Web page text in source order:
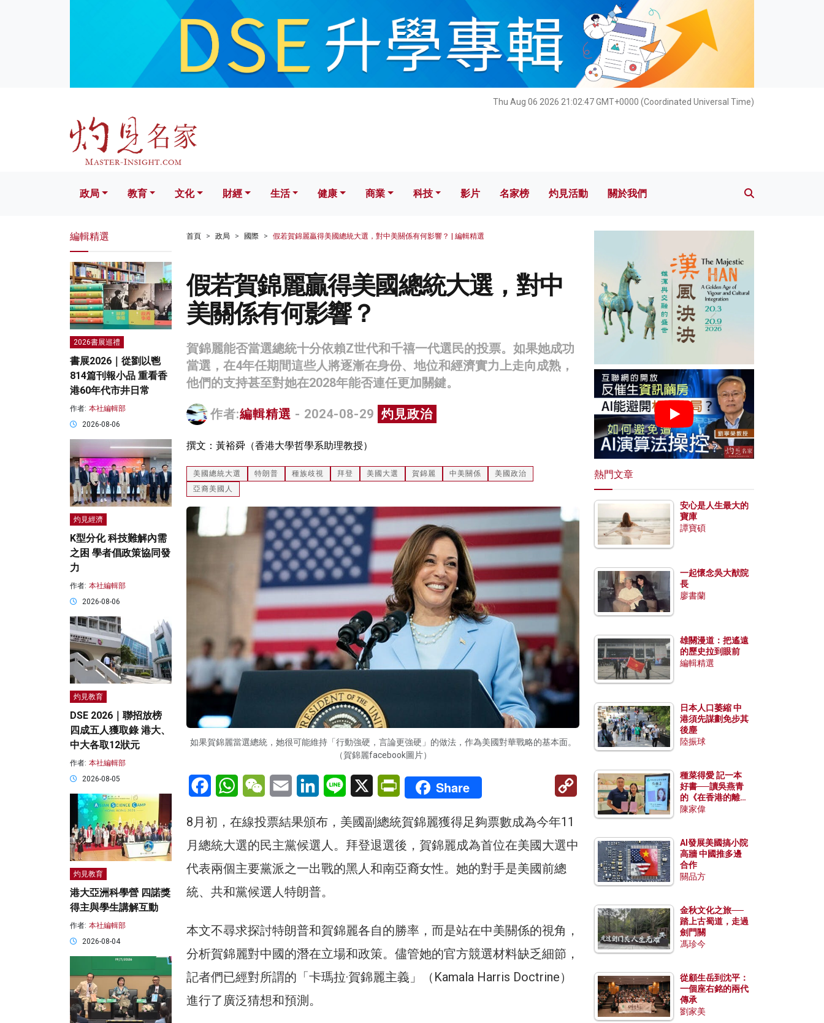
Thu Aug 06 2026 21:02:49 GMT+0000 (Coordinated Universal Time)
文化 財經 生活 健康 科技 影片 名家榜 灼見活動 關於我們
政局 教育 文化 財經 生活 健康 商業 科技 影片 名家榜 灼見活動 關於我們
首頁 政局 國際 假若賀錦麗贏得美國總統大選，對中美關係有何影響？ | 編輯精選
假若賀錦麗贏得美國總統大選，對中
美關係有何影響？
賀錦麗能否當選總統十分依賴Z世代和千禧一代選民的投票。如果她成功
當選，在4年任期間這些人將逐漸在身份、地位和經濟實力上走向成熟，
他們的支持甚至對她在2028年能否連任更加關鍵。
作者:編輯精選 - 2024-08-29 灼見政治
撰文：黃裕舜（香港大學哲學系助理教授）
美國總統大選 特朗普 種族歧視 拜登 美國大選 賀錦麗 中美關係
美國政治
亞裔美國人
如果賀錦麗當選總統，她很可能維持「行動強硬，言論更強硬」的做法，作為美國對華戰略的基本面。
（賀錦麗facebook圖片）
FacebookWhatsAppWeChatEmail LinkedInLine X PrintFriendly
Share
Copy
8月初，在線投票結果頒布，美國副總統賀錦麗獲得足夠票數成為今年11
月總統大選的民主黨候選人。拜登退選後，賀錦麗成為首位在美國大選中
代表兩個主要黨派之一出戰的黑人和南亞裔女性。她的對手是美國前總
統、共和黨候選人特朗普。
本文不尋求探討特朗普和賀錦麗各自的勝率，而是站在中美關係的視角，
分析賀錦麗對中國的潛在立場和政策。儘管她的官方競選材料缺乏細節，
記者們已經對所謂的「卡瑪拉·賀錦麗主義」（Kamala Harris Doctrine）
進行了廣泛猜想和預測。
編輯精選
2026書展巡禮
書展2026｜從劉以鬯
814篇刊報小品 重看香
港60年代市井日常
作者: 本社編輯部
2026-08-06
灼見經濟
K型分化 科技難解內需
之困 學者倡政策協同發
力
作者: 本社編輯部
2026-08-06
灼見教育
DSE 2026｜聯招放榜
四成五人獲取錄 港大、
中大各取12狀元
作者: 本社編輯部
2026-08-05
灼見教育
港大亞洲科學營 四諾獎
得主與學生講解互動
作者: 本社編輯部
2026-08-04
熱門文章
安心是人生最大的
寶庫
譚寶碩
一起懷念吳大猷院
長
廖書蘭
雄關漫道：把遙遠
的歷史拉到眼前
編輯精選
日本人口萎縮 中
港須先謀劃免步其
後塵
陸振球
種菜得愛 記一本
好書──讀吳燕青
的《在香港的離島
種菜》
陳家偉
AI發展美國搞小院
高牆 中國推多邊
合作
關品方
金秋文化之旅──
踏上古蜀道，走過
劍門關
馮珍今
從顧生岳到沈平：
一個座右銘的兩代
傳承
劉家美